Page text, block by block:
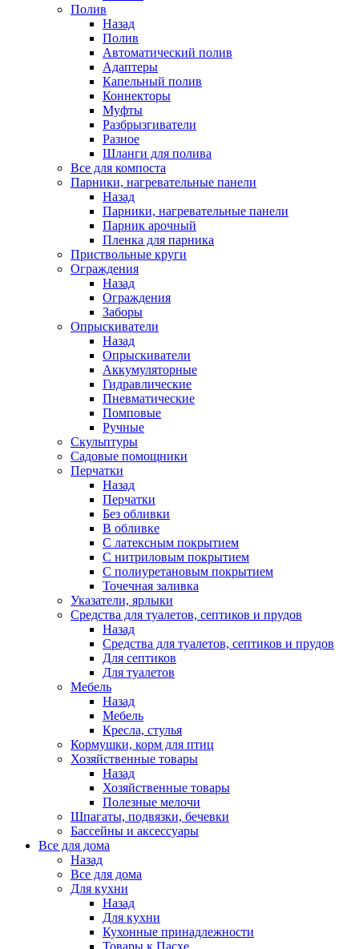
Полив
Назад
Полив
Автоматический полив
Адаптеры
Капельный полив
Коннекторы
Муфты
Разбрызгиватели
Разное
Шланги для полива
Все для компоста
Парники, нагревательные панели
Назад
Парники, нагревательные панели
Парник арочный
Пленка для парника
Приствольные круги
Ограждения
Назад
Ограждения
Заборы
Опрыскиватели
Назад
Опрыскиватели
Аккумуляторные
Гидравлические
Пневматические
Помповые
Ручные
Скульптуры
Садовые помощники
Перчатки
Назад
Перчатки
Без обливки
В обливке
С латексным покрытием
С нитриловым покрытием
С полиуретановым покрытием
Точечная заливка
Указатели, ярлыки
Средства для туалетов, септиков и прудов
Назад
Средства для туалетов, септиков и прудов
Для септиков
Для туалетов
Мебель
Назад
Мебель
Кресла, стулья
Кормушки, корм для птиц
Хозяйственные товары
Назад
Хозяйственные товары
Полезные мелочи
Шпагаты, подвязки, бечевки
Бассейны и аксессуары
Все для дома
Назад
Все для дома
Для кухни
Назад
Для кухни
Кухонные принадлежности
Товары к Пасхе